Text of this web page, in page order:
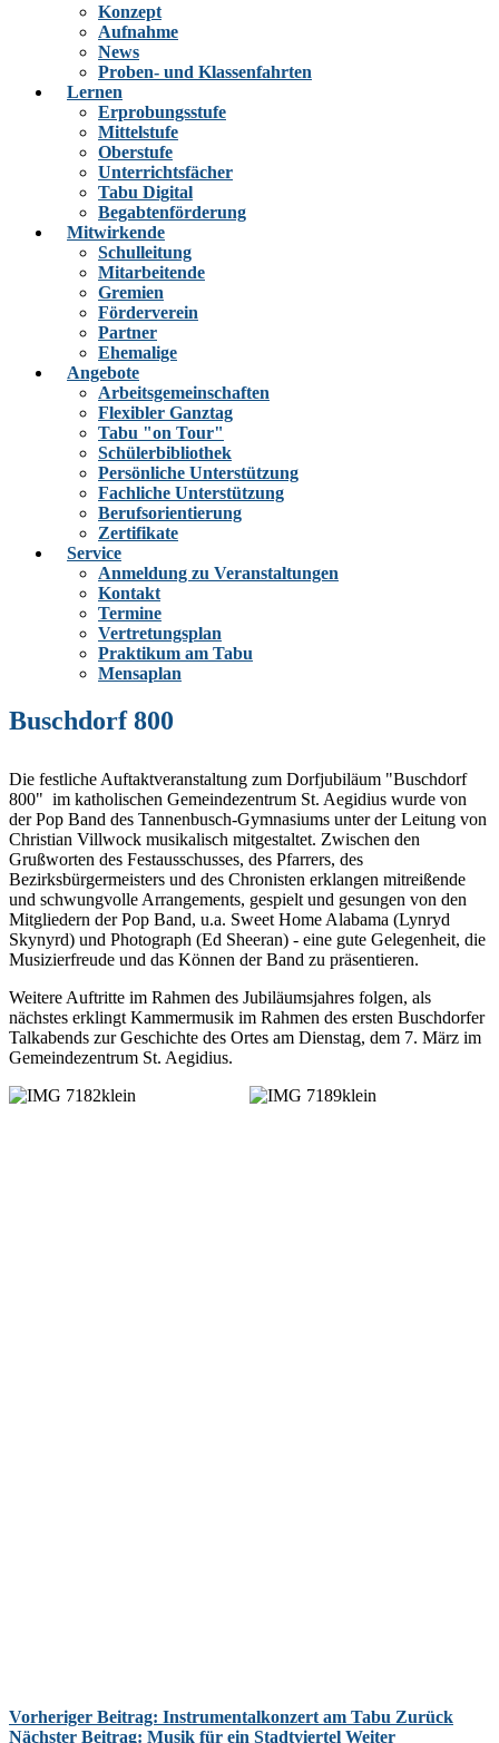
Konzept
Aufnahme
News
Proben- und Klassenfahrten
Lernen
Erprobungsstufe
Mittelstufe
Oberstufe
Unterrichtsfächer
Tabu Digital
Begabtenförderung
Mitwirkende
Schulleitung
Mitarbeitende
Gremien
Förderverein
Partner
Ehemalige
Angebote
Arbeitsgemeinschaften
Flexibler Ganztag
Tabu "on Tour"
Schülerbibliothek
Persönliche Unterstützung
Fachliche Unterstützung
Berufsorientierung
Zertifikate
Service
Anmeldung zu Veranstaltungen
Kontakt
Termine
Vertretungsplan
Praktikum am Tabu
Mensaplan
Buschdorf 800
Die festliche Auftaktveranstaltung zum Dorfjubiläum "Buschdorf
800" im katholischen Gemeindezentrum St. Aegidius wurde von
der Pop Band des Tannenbusch-Gymnasiums unter der Leitung von
Christian Villwock musikalisch mitgestaltet. Zwischen den
Grußworten des Festausschusses, des Pfarrers, des
Bezirksbürgermeisters und des Chronisten erklangen mitreißende
und schwungvolle Arrangements, gespielt und gesungen von den
Mitgliedern der Pop Band, u.a. Sweet Home Alabama (Lynryd
Skynyrd) und Photograph (Ed Sheeran) - eine gute Gelegenheit, die
Musizierfreude und das Können der Band zu präsentieren.
Weitere Auftritte im Rahmen des Jubiläumsjahres folgen, als
nächstes erklingt Kammermusik im Rahmen des ersten Buschdorfer
Talkabends zur Geschichte des Ortes am Dienstag, dem 7. März im
Gemeindezentrum St. Aegidius.
Vorheriger Beitrag: Instrumentalkonzert am Tabu Zurück
Nächster Beitrag: Musik für ein Stadtviertel Weiter